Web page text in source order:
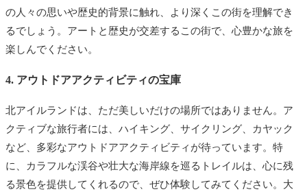
の人々の思いや歴史的背景に触れ、より深くこの街を理解でき
るでしょう。アートと歴史が交差するこの街で、心豊かな旅を
楽しんでください。
4. アウトドアアクティビティの宝庫
北アイルランドは、ただ美しいだけの場所ではありません。ア
クティブな旅行者には、ハイキング、サイクリング、カヤック
など、多彩なアウトドアアクティビティが待っています。特
に、カラフルな渓谷や壮大な海岸線を巡るトレイルは、心に残
る景色を提供してくれるので、ぜひ体験してみてください。大